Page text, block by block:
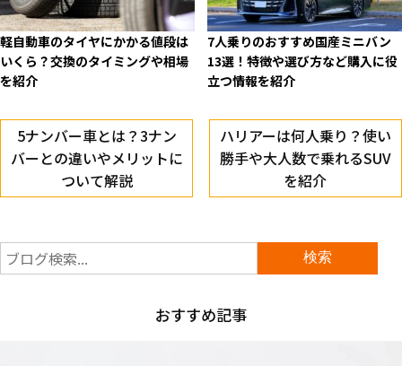
軽自動車のタイヤにかかる値段は
いくら？交換のタイミングや相場
を紹介
7人乗りのおすすめ国産ミニバン
13選！特徴や選び方など購入に役
立つ情報を紹介
5ナンバー車とは？3ナン
バーとの違いやメリットに
ついて解説
ハリアーは何人乗り？使い
勝手や大人数で乗れるSUV
を紹介
おすすめ記事